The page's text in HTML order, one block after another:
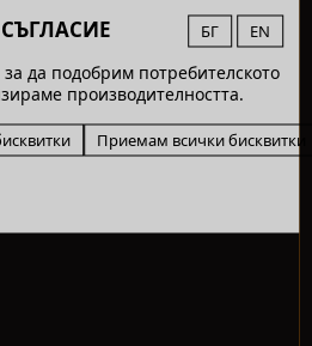
БГ EN
да подобрим потребителското
производителността.
Приемам всички бисквитки